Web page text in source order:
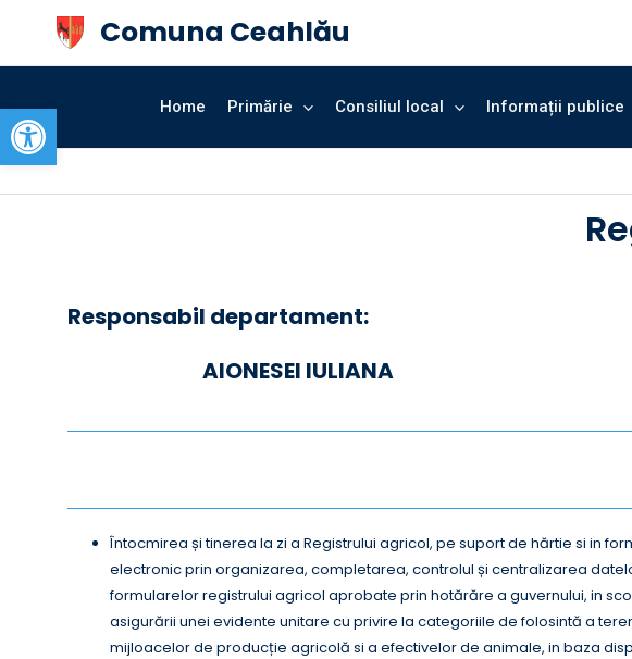
Open toolbar
Comuna Ceahlău
Home Primărie Consiliul local Informații publice
Responsabil departament:
AIONESEI IULIANA
Întocmirea și tinerea la zi a Registrului agricol, pe suport de hărtie si in
electronic prin organizarea, completarea, controlul și centralizarea
formularelor registrului agricol aprobate prin hotărăre a guvernului, in
asigurării unei evidente unitare cu privire la categoriile de folosintă a
mijloacelor de producție agricolă si a efectivelor de animale, in baza